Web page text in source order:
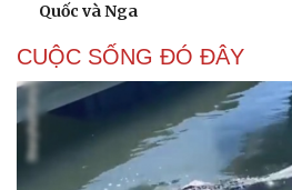
Quốc và Nga
CUỘC SỐNG ĐÓ ĐÂY